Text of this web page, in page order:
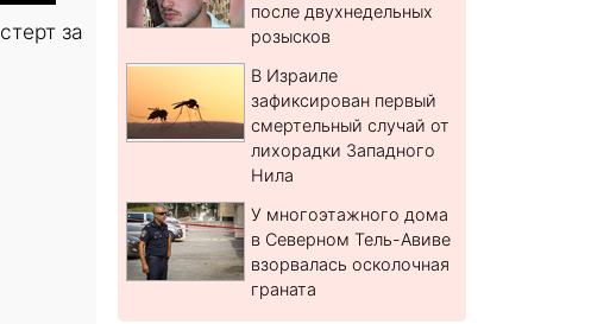
за
после двухнедельных
розысков
В Израиле
зафиксирован первый
смертельный случай от
лихорадки Западного
Нила
У многоэтажного дома
в Северном Тель-Авиве
взорвалась осколочная
граната